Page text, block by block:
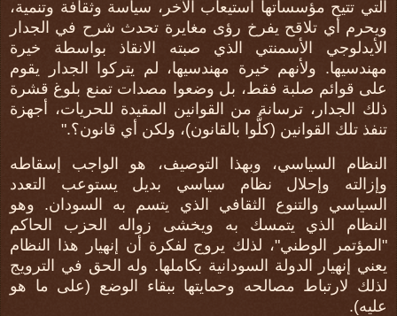
التي تتيح مؤسساتها استيعاب الآخر، سياسة وثقافة وتنمية،
ويحرم أي تلاقح يفرخ رؤى مغايرة تحدث شرح في الجدار
الأيدلوجي الأسمنتي الذي صبته الانقاذ بواسطة خيرة
مهندسيها. ولأنهم خيرة مهندسيها، لم يتركوا الجدار يقوم
على قوائم صلبة فقط، بل وضعوا مصدات تمنع بلوغ قشرة
ذلك الجدار، ترسانة من القوانين المقيدة للحريات، أجهزة
تنفذ تلك القوانين (كلُّوا بالقانون)، ولكن أي قانون؟."
النظام السياسي، وبهذا التوصيف، هو الواجب إسقاطه
وإزالته وإحلال نظام سياسي بديل يستوعب التعدد
السياسي والتنوع الثقافي الذي يتسم به السودان. وهو
النظام الذي يتمسك به ويخشى زواله الحزب الحاكم
"المؤتمر الوطني"، لذلك يروج لفكرة أن إنهيار هذا النظام
يعني إنهيار الدولة السودانية بكاملها. وله الحق في الترويج
لذلك لارتباط مصالحه وحمايتها ببقاء الوضع (على ما هو
عليه).